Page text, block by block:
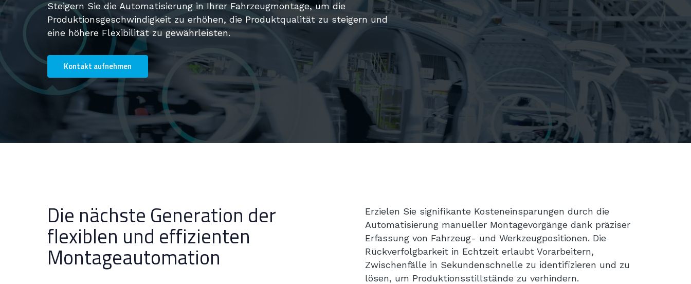
Steigern Sie die Automatisierung in Ihrer Fahrzeugmontage, um die
Produktionsgeschwindigkeit zu erhöhen, die Produktqualität zu steigern und
eine höhere Flexibilität zu gewährleisten.
Kontakt aufnehmen
Die nächste Generation der
flexiblen und effizienten
Montageautomation
Erzielen Sie signifikante Kosteneinsparungen durch die
Automatisierung manueller Montagevorgänge dank präziser
Erfassung von Fahrzeug- und Werkzeugpositionen. Die
Rückverfolgbarkeit in Echtzeit erlaubt Vorarbeitern,
Zwischenfälle in Sekundenschnelle zu identifizieren und zu
lösen, um Produktionsstillstände zu verhindern.